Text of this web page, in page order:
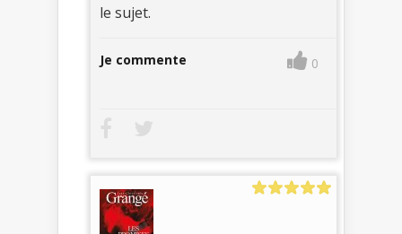
le sujet.
Je commente 0